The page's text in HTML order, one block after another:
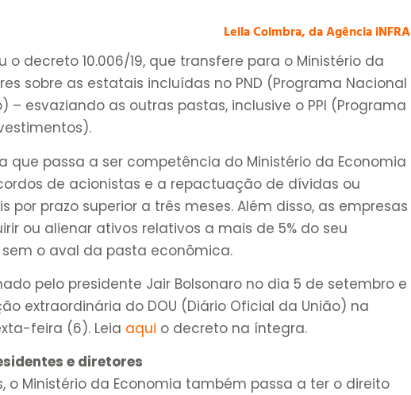
Leila Coimbra, da Agência iNFRA
o decreto 10.006/19, que transfere para o Ministério da
sobre as estatais incluídas no PND (Programa Nacional
– esvaziando as outras pastas, inclusive o PPI (Programa
que passa a ser competência do Ministério da Economia
de acionistas e a repactuação de dívidas ou
por prazo superior a três meses. Além disso, as empresas
ou alienar ativos relativos a mais de 5% do seu
o aval da pasta econômica.
pelo presidente Jair Bolsonaro no dia 5 de setembro e
extraordinária do DOU (Diário Oficial da União) na
feira (6). Leia aqui o decreto na íntegra.
e diretores
o Ministério da Economia também passa a ter o direito